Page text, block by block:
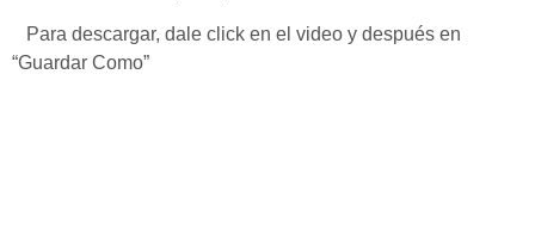
Para descargar, dale click en el video y después en
“Guardar Como”